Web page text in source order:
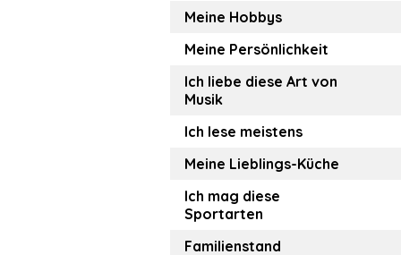
Meine Hobbys
Meine Persönlichkeit
Ich liebe diese Art von
Musik
Ich lese meistens
Meine Lieblings-Küche
Ich mag diese
Sportarten
Familienstand